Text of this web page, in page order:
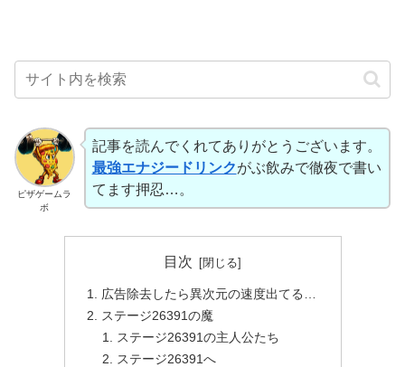
ピザゲームラ
ボ
記事を読んでくれてありがとうございます。
最強エナジードリンクがぶ飲みで徹夜で書い
てます押忍…。
目次
広告除去したら異次元の速度出てる…
ステージ26391の魔
ステージ26391の主人公たち
ステージ26391へ